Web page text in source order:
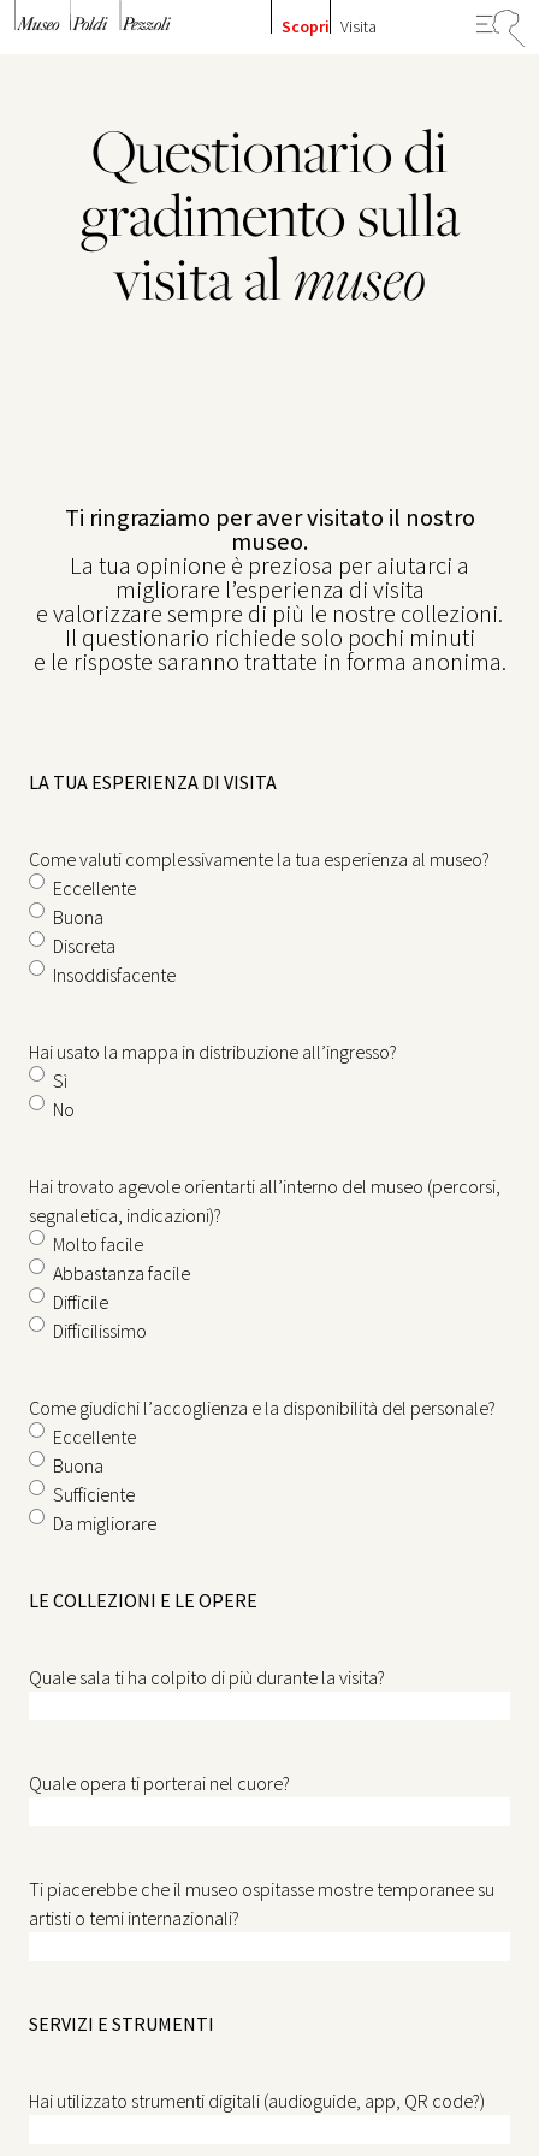
Vai al contenuto
Scopri Visita
Questionario di
gradimento sulla
visita almuseo
Ti ringraziamo per aver visitato il nostro
museo.
La tua opinione è preziosa per aiutarci a
migliorare l’esperienza di visita
e valorizzare sempre di più le nostre collezioni.
Il questionario richiede solo pochi minuti
e le risposte saranno trattate in forma anonima.
LA TUA ESPERIENZA DI VISITA
Come valuti complessivamente la tua esperienza al museo?
Eccellente
Buona
Discreta
Insoddisfacente
Hai usato la mappa in distribuzione all’ingresso?
Sì
No
Hai trovato agevole orientarti all’interno del museo (percorsi,
segnaletica, indicazioni)?
Molto facile
Abbastanza facile
Difficile
Difficilissimo
Come giudichi l’accoglienza e la disponibilità del personale?
Eccellente
Buona
Sufficiente
Da migliorare
LE COLLEZIONI E LE OPERE
Quale sala ti ha colpito di più durante la visita?
Quale opera ti porterai nel cuore?
Ti piacerebbe che il museo ospitasse mostre temporanee su
artisti o temi internazionali?
SERVIZI E STRUMENTI
Hai utilizzato strumenti digitali (audioguide, app, QR code?)